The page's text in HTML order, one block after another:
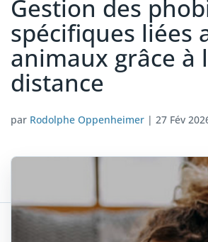
Gestion des
spécifiques liées
animaux grâce à
distance
par Rodolphe Oppenheimer | 27 Fév